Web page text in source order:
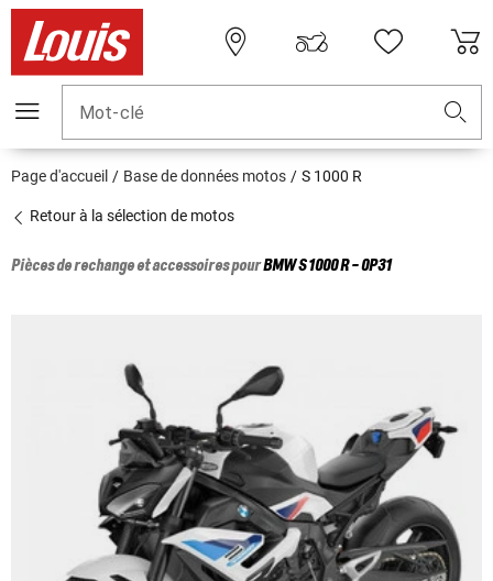
Mot-clé
Page d'accueil Base de données motos S 1000 R
Retour à la sélection de motos
Pièces de rechange et accessoires pourBMWS 1000 R - 0P31